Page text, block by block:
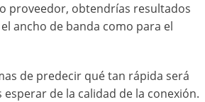
proveedor, obtendrías resultados
ancho de banda como para el
de predecir qué tan rápida será
esperar de la calidad de la conexión.